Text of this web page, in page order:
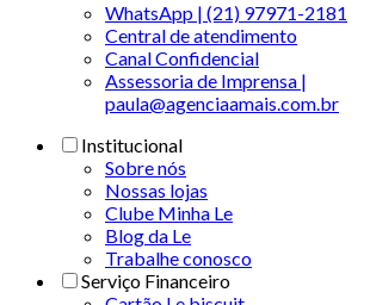
WhatsApp | (21) 97971-2181
Central de atendimento
Canal Confidencial
Assessoria de Imprensa |
paula@agenciaamais.com.br
Institucional
Sobre nós
Nossas lojas
Clube Minha Le
Blog da Le
Trabalhe conosco
Serviço Financeiro